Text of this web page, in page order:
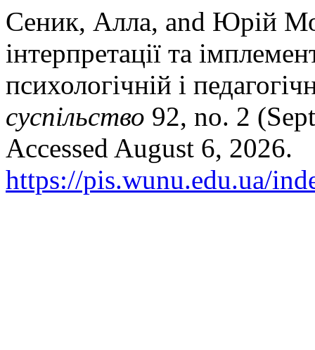
Сеник, Алла, and Юрій
інтерпретації та
психологічній і
суспільство 92, no. 2
Accessed August 6, 2026.
https://pis.wunu.edu.ua/